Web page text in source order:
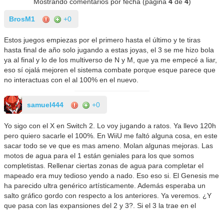
BrosM1 +0
Estos juegos empiezas por el primero hasta el último y te tiras
hasta final de año solo jugando a estas joyas, el 3 se me hizo bola
ya al final y lo de los multiverso de N y M, que ya me empecé a liar,
eso sí ojalá mejoren el sistema combate porque esque parece que
no interactuas con el al 100% en el nuevo.
samuel444 +0
Yo sigo con el X en Switch 2. Lo voy jugando a ratos. Ya llevo 120h
pero quiero sacarle el 100%. En WiiU me faltó alguna cosa, en este
sacar todo se ve que es mas ameno. Molan algunas mejoras. Las
motos de agua para el 1 están geniales para los que somos
completistas. Rellenar ciertas zonas de agua para completar el
mapeado era muy tedioso yendo a nado. Eso eso si. El Genesis me
ha parecido ultra genérico artísticamente. Además esperaba un
salto gráfico gordo con respecto a los anteriores. Ya veremos. ¿Y
que pasa con las expansiones del 2 y 3?. Si el 3 la trae en el